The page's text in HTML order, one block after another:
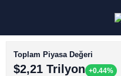
Toplam Piyasa Değeri
$2,21 Trilyon +0.44%